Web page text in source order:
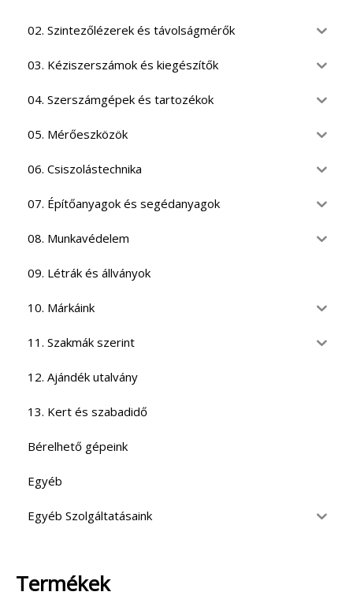
02. Szintezőlézerek és távolságmérők
03. Kéziszerszámok és kiegészítők
04. Szerszámgépek és tartozékok
05. Mérőeszközök
06. Csiszolástechnika
07. Építőanyagok és segédanyagok
08. Munkavédelem
09. Létrák és állványok
10. Márkáink
11. Szakmák szerint
12. Ajándék utalvány
13. Kert és szabadidő
Bérelhető gépeink
Egyéb
Egyéb Szolgáltatásaink
Termékek